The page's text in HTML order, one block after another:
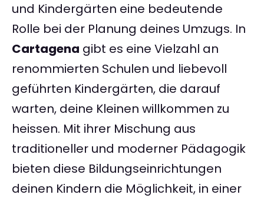
und Kindergärten eine bedeutende
Rolle bei der Planung deines Umzugs. In
Cartagena gibt es eine Vielzahl an
renommierten Schulen und liebevoll
geführten Kindergärten, die darauf
warten, deine Kleinen willkommen zu
heissen. Mit ihrer Mischung aus
traditioneller und moderner Pädagogik
bieten diese Bildungseinrichtungen
deinen Kindern die Möglichkeit, in einer